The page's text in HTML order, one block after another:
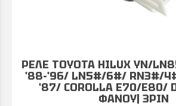
ΡΕΛΕ TOYOTA HILUX YN/
'88-'96/ LN5#/6#/ RN3#/
'87/ COROLLA E70/E80/
ΦΑΝΟΥ| 3PIN